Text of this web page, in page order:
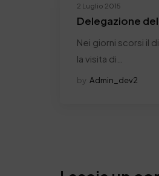
2 Luglio 2015
Delegazione
Nei giorni scorsi il
la visita di…
by Admin_dev2